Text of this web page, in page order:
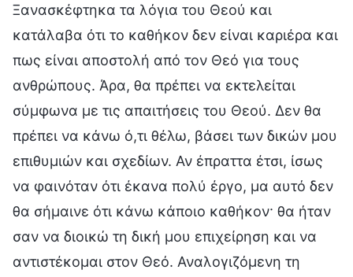
Ξανασκέφτηκα τα λόγια του Θεού και
κατάλαβα ότι το καθήκον δεν είναι καριέρα και
πως είναι αποστολή από τον Θεό για τους
ανθρώπους. Άρα, θα πρέπει να εκτελείται
σύμφωνα με τις απαιτήσεις του Θεού. Δεν θα
πρέπει να κάνω ό,τι θέλω, βάσει των δικών μου
επιθυμιών και σχεδίων. Αν έπραττα έτσι, ίσως
να φαινόταν ότι έκανα πολύ έργο, μα αυτό δεν
θα σήμαινε ότι κάνω κάποιο καθήκον· θα ήταν
σαν να διοικώ τη δική μου επιχείρηση και να
αντιστέκομαι στον Θεό. Αναλογιζόμενη τη